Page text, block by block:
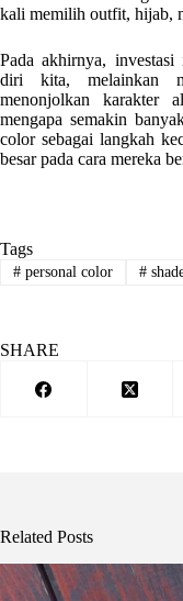
kali memilih outfit, hijab,
Pada akhirnya,
diri kita, melainkan
menonjolkan karakter
mengapa semakin
color sebagai langkah
besar pada cara mereka
Tags
#personal color #
SHARE
Related Posts